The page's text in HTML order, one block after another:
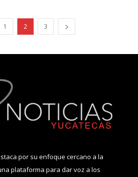
1 2 3
por su enfoque cercano a la
plataforma para dar voz a los